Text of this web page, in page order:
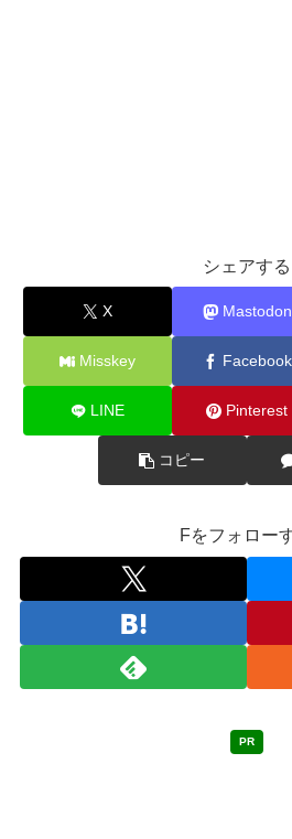
シェアする
X Mastodon
Misskey Facebook
LINE Pinterest
コピー
Fをフォロー
PR